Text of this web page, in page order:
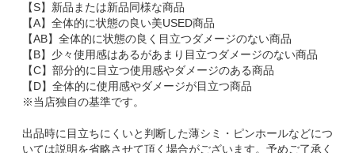
【S】新品または新品同様な商品
【A】全体的に状態の良い美USED商品
【AB】全体的に状態の良く目立つダメージのない商品
【B】少々使用感はあるがあまり目立つダメージのない商品
【C】部分的に目立つ使用感やダメージのある商品
【D】全体的に使用感やダメージが目立つ商品
※当店独自の基準です。
出品時に目立ちにくいと判断した薄シミ・ピンホールなどにつ
いては説明を省略させて頂く場合がございます。予めご了承く